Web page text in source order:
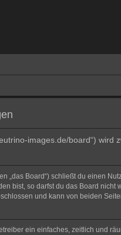
images.de/board“)
„das Board“) schließt du einen
bist, so darfst du das Board
und kann von beiden
ein einfaches, zeitlich und